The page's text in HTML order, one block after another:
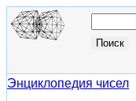
Энциклопедия чисел